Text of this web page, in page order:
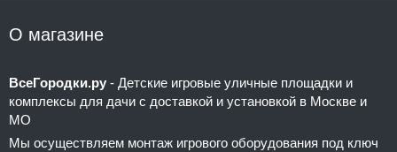
О магазине
ВсеГородки.ру - Детские игровые уличные площадки и
комплексы для дачи с доставкой и установкой в Москве и
МО
Мы осуществляем монтаж игрового оборудования под ключ